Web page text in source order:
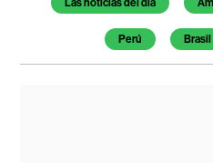
Las noticias del día
Perú Brasil